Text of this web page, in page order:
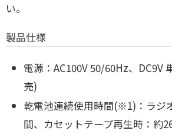
い。
製品仕様
電源：AC100V 50/60Hz、 DC9V
売)
乾電池連続使用時間(※1)：ラジ
間、 カセットテープ再生時：約